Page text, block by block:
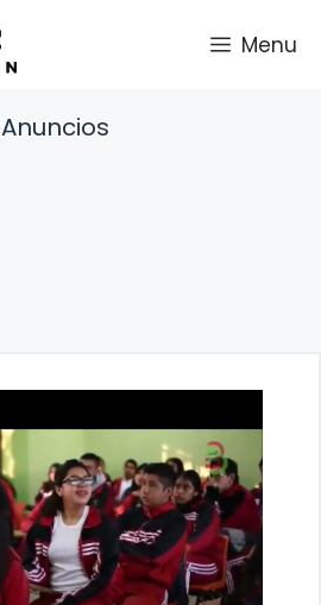
Menu
Anuncios